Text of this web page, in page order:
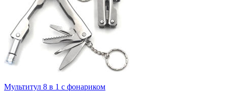
Мультитул 8 в 1 с фонариком